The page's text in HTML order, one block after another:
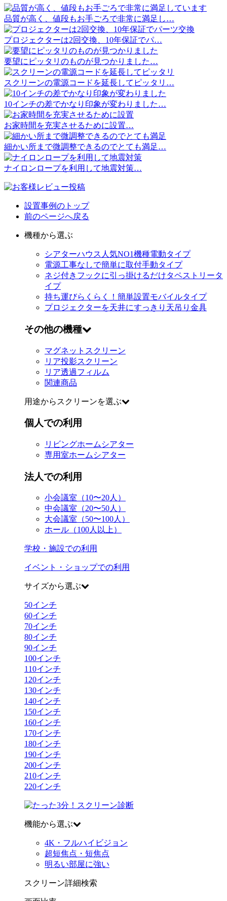
品質が高く、値段もお手ごろで非常に満足し…
プロジェクターは2回交換、10年保証でパ…
要望にピッタリのものが見つかりました…
スクリーンの電源コードを延長してピッタリ…
10インチの差でかなり印象が変わりました…
お家時間を充実させるために設置…
細かい所まで微調整できるのでとても満足…
ナイロンロープを利用して地震対策…
設置事例のトップ
前のページへ戻る
機種から選ぶ
シアターハウス人気NO1機種電動タイプ
電源工事なしで簡単に取付手動タイプ
ネジ付きフックに引っ掛けるだけタペストリータ
イプ
持ち運びらくらく！簡単設置モバイルタイプ
プロジェクターを天井にすっきり 天吊り金具
その他の機種
マグネットスクリーン
リア投影スクリーン
リア透過フィルム
関連商品
用途からスクリーンを選ぶ
個人での利用
リビングホームシアター
専用室ホームシアター
法人での利用
小会議室（10〜20人）
中会議室（20〜50人）
大会議室（50〜100人）
ホール（100人以上）
学校・施設での利用
イベント・ショップでの利用
サイズから選ぶ
50インチ
60インチ
70インチ
80インチ
90インチ
100インチ
110インチ
120インチ
130インチ
140インチ
150インチ
160インチ
170インチ
180インチ
190インチ
200インチ
210インチ
220インチ
機能から選ぶ
4K・フルハイビジョン
超短焦点・短焦点
明るい部屋に強い
スクリーン詳細検索